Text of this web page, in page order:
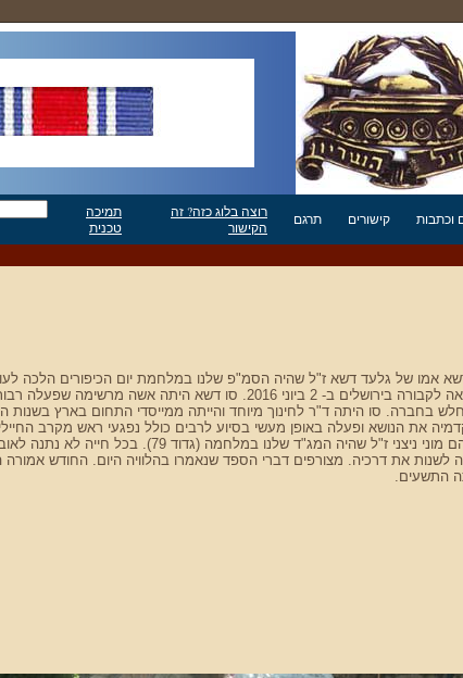
וכתבות קישורים תרגם
רוצה בלוג כזה? זה
הקישור
תמיכה
טכנית
והובאה לקבורה בירושלים ב- 2 ביוני 2016. סו דשא היתה אשה
בחברה. סו היתה ד"ר לחינוך מיוחד והייתה ממייסדי התחום בארץ בשנות
את הנושא ופעלה באופן מעשי בסיוע לרבים כולל נפגעי ראש מקרב
ביניהם מוני ניצני ז"ל שהיה המג"ד שלנו במלחמה (גדוד
לשנות את דרכיה. מצורפים דברי הספד שנאמרו בהלוויה היום. החודש
התשעים.